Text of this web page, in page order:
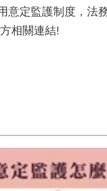
意定監護制度，法
相關連結!